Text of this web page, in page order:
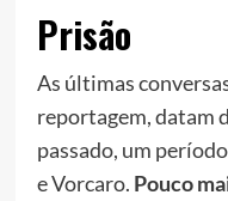
Prisão
As últimas
reportagem, datam
passado, um
e Vorcaro. Pouco